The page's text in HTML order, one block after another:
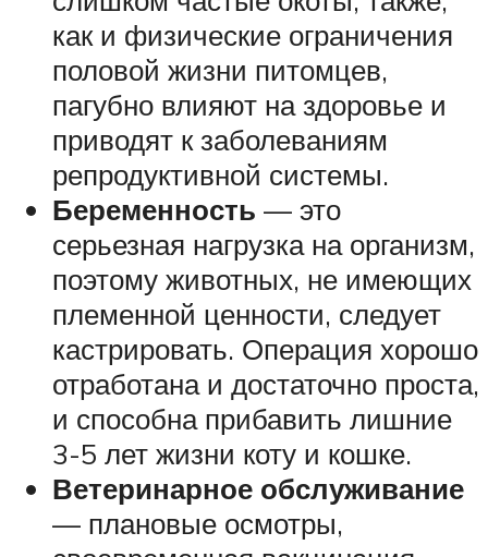
как и физические ограничения
половой жизни питомцев,
пагубно влияют на здоровье и
приводят к заболеваниям
репродуктивной системы.
Беременность — это
серьезная нагрузка на организм,
поэтому животных, не имеющих
племенной ценности, следует
кастрировать. Операция хорошо
отработана и достаточно проста,
и способна прибавить лишние
3-5 лет жизни коту и кошке.
Ветеринарное обслуживание
— плановые осмотры,